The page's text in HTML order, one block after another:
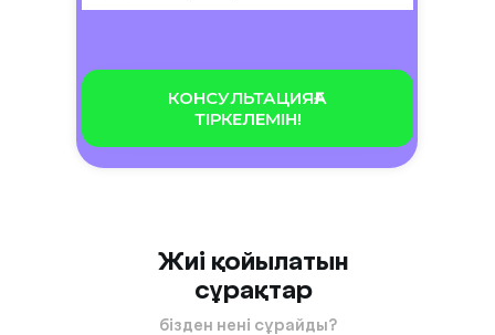
КОНСУЛЬТАЦИЯҒА
ТІРКЕЛЕМІН!
Жиі қойылатын
сұрақтар
бізден нені сұрайды?